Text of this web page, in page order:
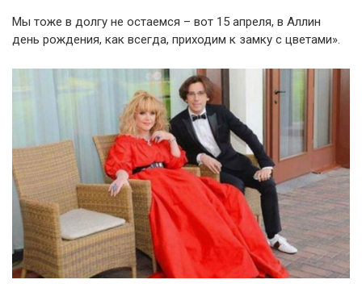
Мы тоже в долгу не остаемся – вот 15 апреля, в Аллин
день рождения, как всегда, приходим к замку с цветами».